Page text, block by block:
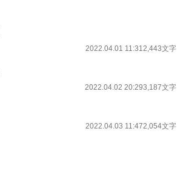
2022.04.01 11:312,443文字
2022.04.02 20:293,187文字
2022.04.03 11:472,054文字